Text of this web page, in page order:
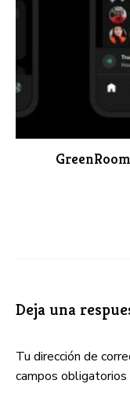
Deja una
Tu dirección de
campos obligatorios